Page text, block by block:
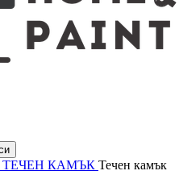
ТЕЧЕН КАМЪК Течен камък